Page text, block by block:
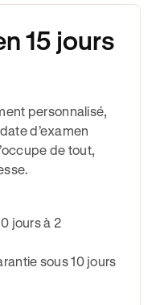
15 jours
personnalisé,
d’examen
de tout,
jours à 2
sous 10 jours